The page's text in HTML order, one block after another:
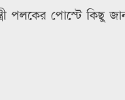
পলকের পোস্টে কিছু